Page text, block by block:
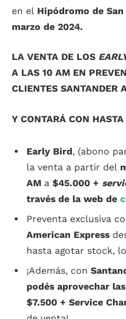
en el Hipódromo de
marzo de 2024.
LA VENTA DE LOS
A LAS 10 AM EN
CLIENTES SANTANDER
Y CONTARÁ CON
Early Bird, (abono
la venta a partir del
AM a $45.000 +
través de la web de
Preventa exclusiva
American Express
hasta agotar stock,
¡Además, con
podés aprovechar
$7.500 + Service